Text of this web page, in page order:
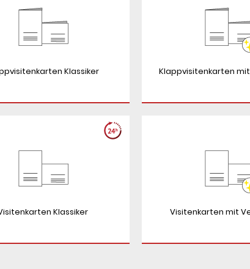
Klassiker Klappvisitenkarten
Klassiker Visitenkarten mit